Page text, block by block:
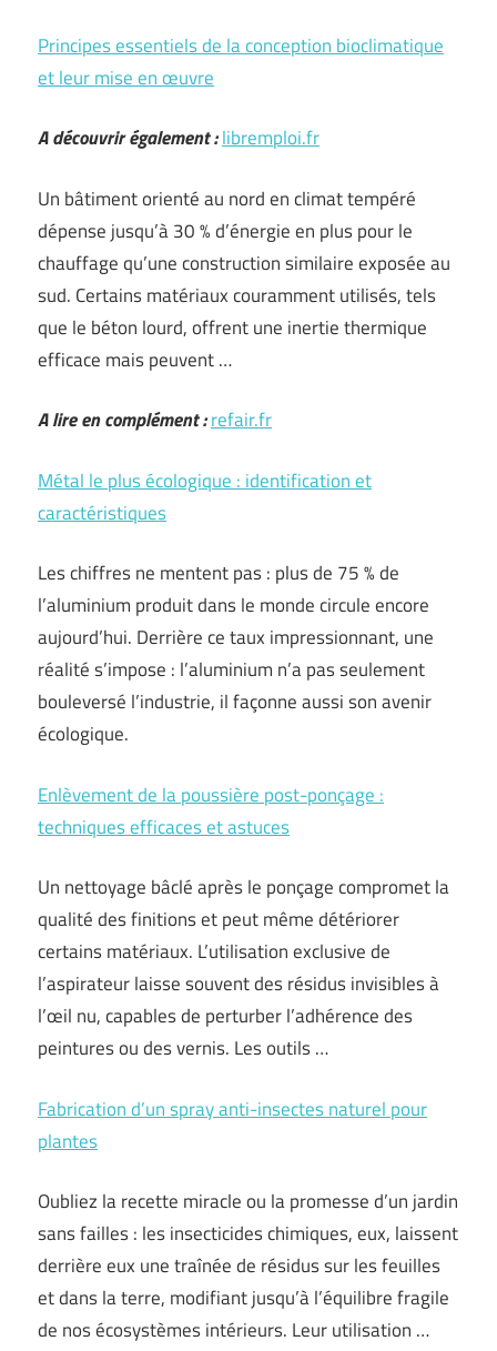
Principes essentiels de la conception bioclimatique
et leur mise en œuvre
A découvrir également :libremploi.fr
Un bâtiment orienté au nord en climat tempéré
dépense jusqu’à 30 % d’énergie en plus pour le
chauffage qu’une construction similaire exposée au
sud. Certains matériaux couramment utilisés, tels
que le béton lourd, offrent une inertie thermique
efficace mais peuvent …
A lire en complément :refair.fr
Métal le plus écologique : identification et
caractéristiques
Les chiffres ne mentent pas : plus de 75 % de
l’aluminium produit dans le monde circule encore
aujourd’hui. Derrière ce taux impressionnant, une
réalité s’impose : l’aluminium n’a pas seulement
bouleversé l’industrie, il façonne aussi son avenir
écologique.
Enlèvement de la poussière post-ponçage :
techniques efficaces et astuces
Un nettoyage bâclé après le ponçage compromet la
qualité des finitions et peut même détériorer
certains matériaux. L’utilisation exclusive de
l’aspirateur laisse souvent des résidus invisibles à
l’œil nu, capables de perturber l’adhérence des
peintures ou des vernis. Les outils …
Fabrication d’un spray anti-insectes naturel pour
plantes
Oubliez la recette miracle ou la promesse d’un jardin
sans failles : les insecticides chimiques, eux, laissent
derrière eux une traînée de résidus sur les feuilles
et dans la terre, modifiant jusqu’à l’équilibre fragile
de nos écosystèmes intérieurs. Leur utilisation …